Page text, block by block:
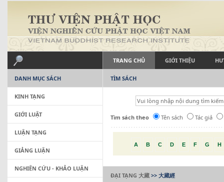
TRANG CHỦ GIỚI THIỆU
TÌM SÁCH
Tìm sách theo Tên sách Tác giả
A B C D E F G H
ĐẠI TẠNG 大藏 >> 大藏經
DANH MỤC SÁCH
KINH TẠNG
GIỚI LUẬT
LUẬN TẠNG
GIẢNG LUẬN
NGHIÊN CỨU - KHẢO LUẬN